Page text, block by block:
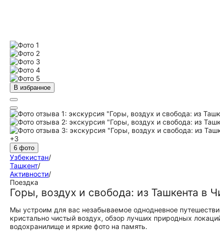
В избранное
+3
6 фото
Узбекистан/
Ташкент/
Активности/
Поездка
Горы, воздух и свобода: из Ташкента в
Мы устроим для вас незабываемое однодневное
кристально чистый воздух, обзор лучших природных
водохранилище и яркие фото на память.